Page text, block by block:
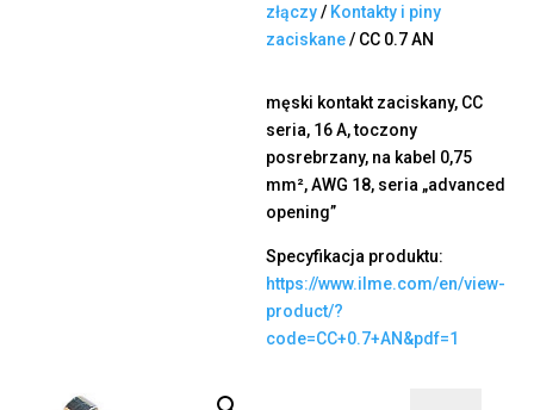
złączy/ Kontakty i piny
zaciskane/ CC 0.7 AN
męski kontakt zaciskany, CC
seria, 16 A, toczony
posrebrzany, na kabel 0,75
mm², AWG 18, seria „advanced
opening”
Specyfikacja produktu:
https://www.ilme.com/en/view-
product/?
code=CC+0.7+AN&pdf=1